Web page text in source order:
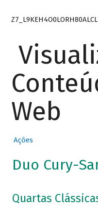
Web
Ações
Duo Cury-
Quartas